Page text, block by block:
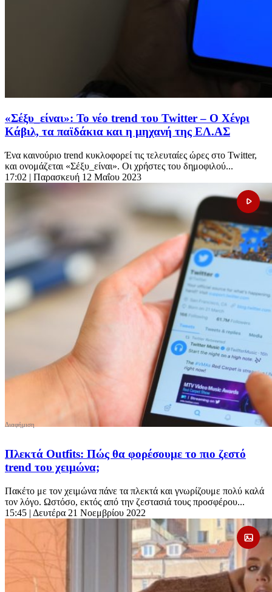
«Σέξυ_είναι»: Το νέο trend του Twitter – Ο Χένρι
Κάβιλ, τα παϊδάκια και η μηχανή της ΕΛ.ΑΣ
Ένα καινούριο trend κυκλοφορεί τις τελευταίες ώρες στο Twitter,
και ονομάζεται «Σέξυ_είναι». Οι χρήστες του δημοφιλού...
17:02 | Παρασκευή 12 Μαΐου 2023
Πλεκτά Outfits: Πώς θα φορέσουμε το πιο ζεστό
trend του χειμώνα;
Πακέτο με τον χειμώνα πάνε τα πλεκτά και γνωρίζουμε πολύ καλά
τον λόγο. Ωστόσο, εκτός από την ζεστασιά τους προσφέρου...
15:45 | Δευτέρα 21 Νοεμβρίου 2022